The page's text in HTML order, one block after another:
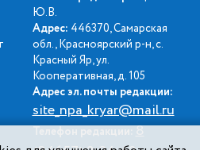
Ю.В.
Адрес: 446370, Самарская
обл., Красноярский р-н, с.
Красный Яр, ул.
Кооперативная, д. 105
Адрес эл. почты редакции:
site_npa_kryar@mail.ru
Телефон редакции: 8